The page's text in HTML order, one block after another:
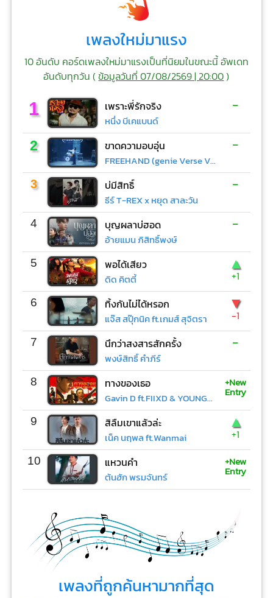
เพลงใหม่มาแรง
10 อันดับ คอร์ดเพลงใหม่มาแรงเป็นที่นิยมในขณะนี้ อัพเดท
อันดับทุกวัน (ข้อมูลวันที่ 07/08/2569 | 20:00)
1 เพราะพี่รักจริง
หนึ่ง บีเคแบนด์
-
2 ขาดความอบอุ่น
FREEHAND (genie Verse Vol.1)
-
3 บ่มีสิทธิ์
ธีร์ T-REX x หยุด สาละวัน
-
4 บุญผลาบ่ฮอด
อ้ายแมน ภิสิทธิ์พงษ์
-
5 พอได้เสียว
ดิด คิตตี้
▲
+1
6 ทิ้งกันไม่ได้หรอก
แจ๊ส สปุ๊กนิค ft.เกมส์ สุจิตรา
▼
-1
7 นึกว่าสงสารสักครั้ง
พงษ์สิทธิ์ คำภีร์
-
8 ทางของเธอ
Gavin D ft.FIIXD & YOUNGOHM
+New
Entry
9 สิลืมเขาแล้วล่ะ
เน็ค นฤพล ft.Wanmai
▲
+1
10 แหวนคำ
ต้นฮัก พรมจันทร์
+New
Entry
เพลงที่ถูกค้นหามากที่สุด